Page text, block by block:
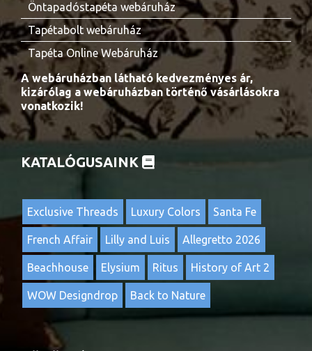
Öntapadóstapéta webáruház
Tapétabolt webáruház
Tapéta Online Webáruház
A webáruházban látható kedvezményes ár,
kizárólag a webáruházban történő vásárlásokra
vonatkozik!
KATALÓGUSAINK
Exclusive Threads Luxury Colors Santa Fe
French Affair Lilly and Luis Allegretto 2026
Beachhouse Elysium Ritus History of Art 2
WOW Designdrop Back to Nature